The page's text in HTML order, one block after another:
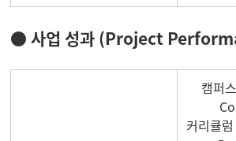
● 사업 성과 (Project
캠퍼
커리큘